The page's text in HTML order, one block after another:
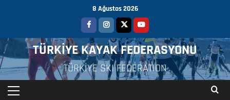
8 Ağustos 2026
TÜRKİYE KAYAK FEDERASYONU
TÜRKİYE SKI FEDERATION